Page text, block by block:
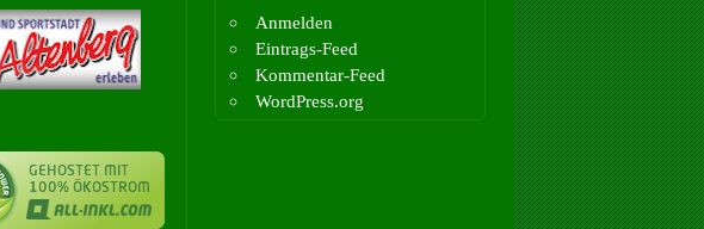
Anmelden
Eintrags-Feed
Kommentar-Feed
WordPress.org